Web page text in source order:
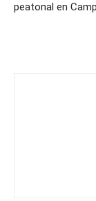
peatonal en